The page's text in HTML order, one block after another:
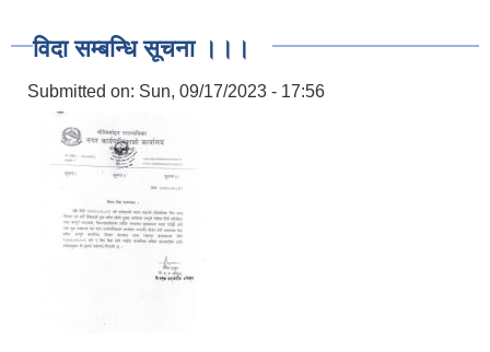
विदा सम्बन्धि सूचना ।।।
Submitted on: Sun, 09/17/2023 - 17:56